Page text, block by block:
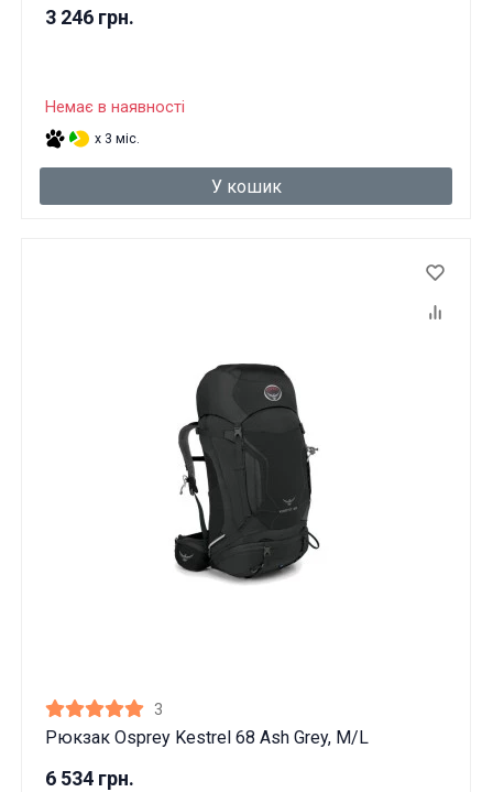
3 246 грн.
Немає в наявності
x 3 міс.
У кошик
3
Рюкзак Osprey Kestrel 68 Ash Grey, M/L
6 534 грн.